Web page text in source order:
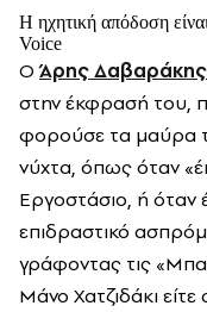
Η ηχητική απόδοση
Voice
ΟΆρης Δαβαράκης
στην έκφρασή του,
φορούσε τα μαύρα
νύχτα, όπως όταν
Εργοστάσιο, ή όταν
επιδραστικό
γράφοντας τις
Μάνο Χατζιδάκι